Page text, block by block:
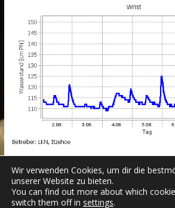
Wir verwenden Cookies, um dir die
unserer Website zu bieten.
You can find out more about which
switch them off in settings.